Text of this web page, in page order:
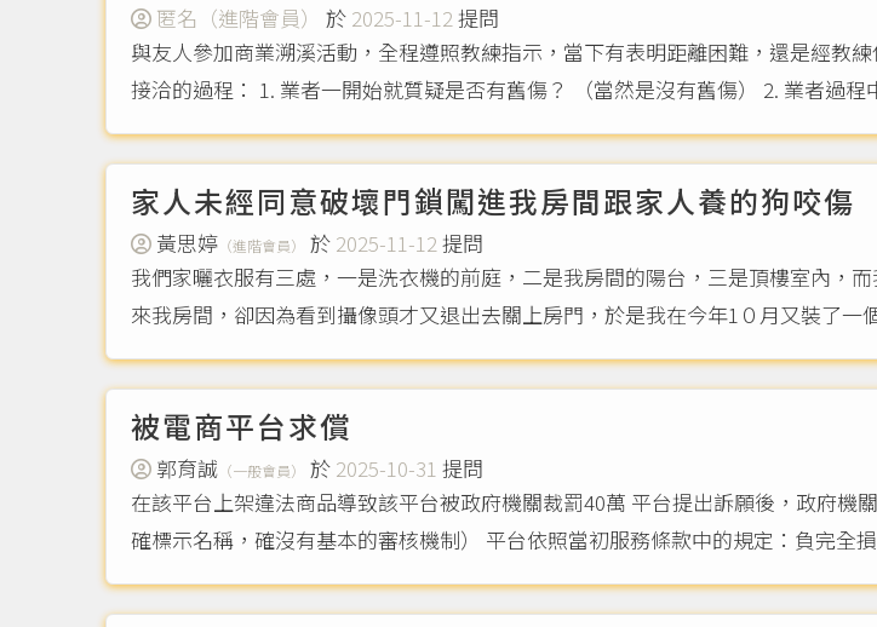
匿名（進階會員） 於 2025-11-12 提問
與友人參加商業溯溪活動，全程遵照教練指示，當下有表明距離困難，還是經教
接洽的過程： 1. 業者一開始就質疑是否有舊傷？ （當然是沒有
家人未經同意破壞門鎖闖進我房間跟家人養的狗咬傷
黃思婷 （進階會員） 於 2025-11-12 提問
我們家曬衣服有三處，一是洗衣機的前庭，二是我房間的陽台，三是頂樓室內，
來我房間，卻因為看到攝像頭才又退出去關上房門，於是我在今年1０月又裝了一
被電商平台求償
郭育誠 （一般會員） 於 2025-10-31 提問
在該平台上架違法商品導致該平台被政府機關裁罰40萬 平台提出訴願後，政府
確標示名稱，確沒有基本的審核機制） 平台依照當初服務條款中的規定：負完全